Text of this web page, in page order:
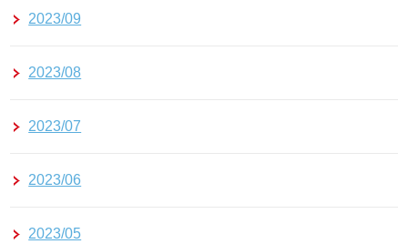
2023/09
2023/08
2023/07
2023/06
2023/05